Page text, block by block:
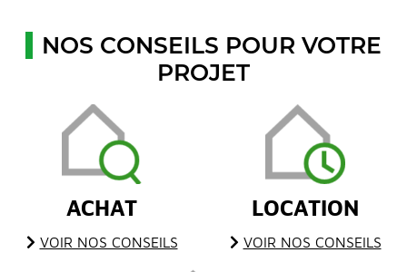
NOS CONSEILS POUR VOTRE
PROJET
ACHAT
VOIR NOS CONSEILS
LOCATION
VOIR NOS CONSEILS